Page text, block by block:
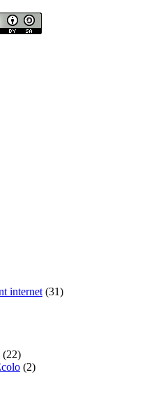
internet (31)
(22)
(2)